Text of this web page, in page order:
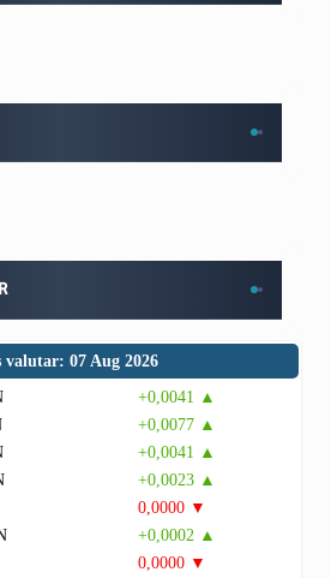
valutar: 07 Aug 2026
+0,0041 ▲
+0,0077 ▲
+0,0041 ▲
+0,0023 ▲
0,0000 ▼
+0,0002 ▲
0,0000 ▼